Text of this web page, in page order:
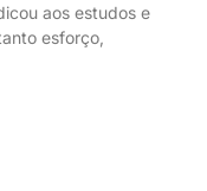
aos estudos e
esforço,